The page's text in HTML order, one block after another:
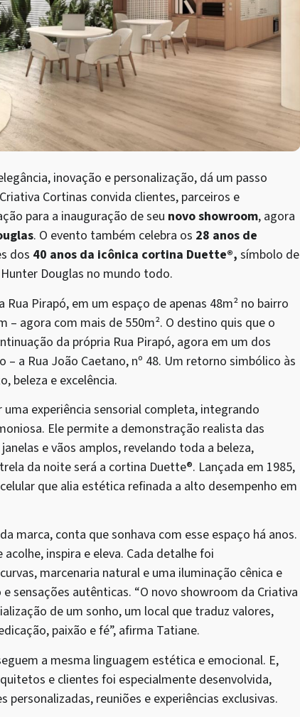
inovação e personalização, dá um passo
Cortinas convida clientes, parceiros e
para a inauguração de seu novo showroom, agora
. O evento também celebra os 28 anos de
dos 40 anos da icônica cortina Duette®, símbolo de
Douglas no mundo todo.
Pirapó, em um espaço de apenas 48m² no bairro
agora com mais de 550m². O destino quis que o
da própria Rua Pirapó, agora em um dos
a Rua João Caetano, nº 48. Um retorno simbólico às
beleza e excelência.
experiência sensorial completa, integrando
Ele permite a demonstração realista das
e vãos amplos, revelando toda a beleza,
da noite será a cortina Duette®. Lançada em 1985,
que alia estética refinada a alto desempenho em
marca, conta que sonhava com esse espaço há anos.
inspira e eleva. Cada detalhe foi
marcenaria natural e uma iluminação cênica e
sensações autênticas. “O novo showroom da Criativa
de um sonho, um local que traduz valores,
paixão e fé”, afirma Tatiane.
a mesma linguagem estética e emocional. E,
e clientes foi especialmente desenvolvida,
reuniões e experiências exclusivas.